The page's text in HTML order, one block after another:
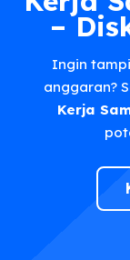
–
Ingin
anggaran?
Kerja